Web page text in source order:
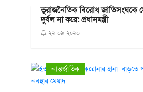
ভূরাজনৈতিক বিরোধ জাতিসংঘকে
দুর্বল না করে: প্রধানমন্ত্রী
২২-০৯-২০২০
আন্তর্জাতিক